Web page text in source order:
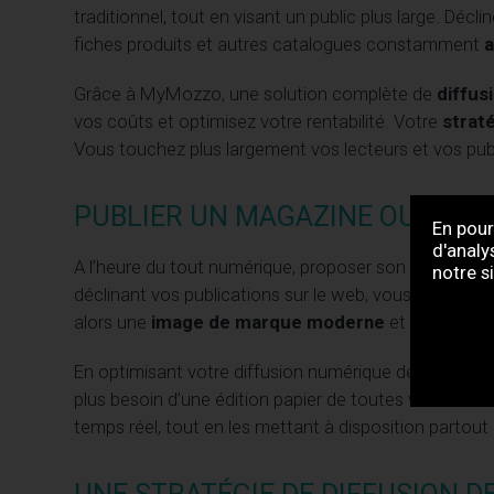
traditionnel, tout en visant un public plus large.
fiches produits et autres catalogues constamment
Grâce à MyMozzo, une solution complète de
vos coûts et optimisez votre rentabilité. Votre
Vous touchez plus largement vos lecteurs et vos
PUBLIER UN MAGAZINE OU UNE
A l’heure du tout numérique, proposer son
déclinant vos publications sur le web, vous
alors une image de marque moderne et
En optimisant votre diffusion numérique des
plus besoin d’une édition papier de toutes vos
temps réel, tout en les mettant à disposition
En
notre